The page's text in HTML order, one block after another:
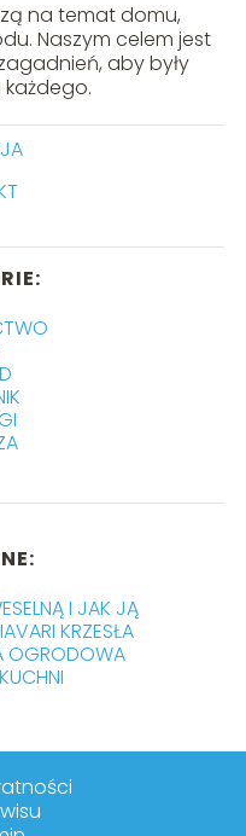
na temat domu,
Naszym celem jest
aby były
I JAK JĄ
KRZESŁA
OGRODOWA